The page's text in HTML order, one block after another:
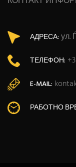
АДРЕСА: ул.
ТЕЛЕФОН:
E-MAIL:
РАБОТНО